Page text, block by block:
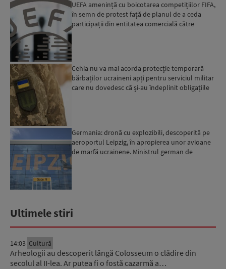
UEFA amenință cu boicotarea competițiilor FIFA,
în semn de protest față de planul de a ceda
participații din entitatea comercială către
Cehia nu va mai acorda protecție temporară
bărbaților ucraineni apți pentru serviciul militar
care nu dovedesc că și-au îndeplinit obligațiile
Germania: dronă cu explozibili, descoperită pe
aeroportul Leipzig, în apropierea unor avioane
de marfă ucrainene. Ministrul german de
Ultimele stiri
14:03 Cultură
Arheologii au descoperit lângă Colosseum o clădire din
secolul al II-lea. Ar putea fi o fostă cazarmă a…